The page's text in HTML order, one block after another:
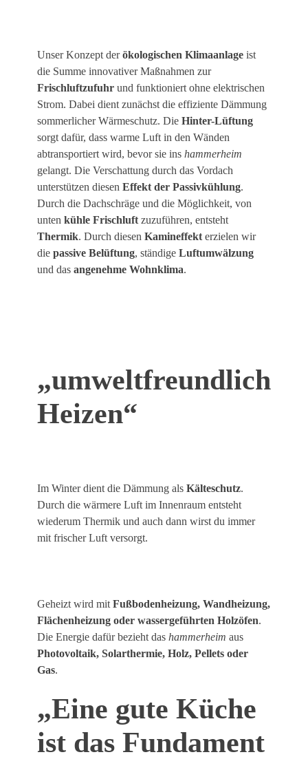
Unser Konzept derökologischen Klimaanlage ist
die Summe innovativer Maßnahmen zur
Frischluftzufuhr und funktioniert ohne elektrischen
Strom. Dabei dient zunächst die effiziente Dämmung
sommerlicher Wärmeschutz. Die Hinter-Lüftung
sorgt dafür, dass warme Luft in den Wänden
abtransportiert wird, bevor sie ins hammerheim
gelangt. Die Verschattung durch das Vordach
unterstützen diesen Effekt der Passivkühlung.
Durch die Dachschräge und die Möglichkeit, von
unten kühle Frischluft zuzuführen, entsteht
Thermik. Durch diesen Kamineffekt erzielen wir
die passive Belüftung, ständige Luftumwälzung
und das angenehme Wohnklima.
„umweltfreundlich
Heizen“
Im Winter dient die Dämmung als Kälteschutz.
Durch die wärmere Luft im Innenraum entsteht
wiederum Thermik und auch dann wirst du immer
mit frischer Luft versorgt.
Geheizt wird mit Fußbodenheizung, Wandheizung,
Flächenheizung oder wassergeführten Holzöfen.
Die Energie dafür bezieht das hammerheim aus
Photovoltaik, Solarthermie, Holz, Pellets oder
Gas.
„Eine gute Küche
ist das Fundament